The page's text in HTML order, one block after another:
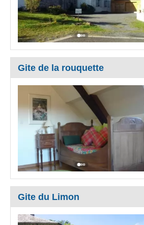
Gite de la rouquette
Gite du Limon